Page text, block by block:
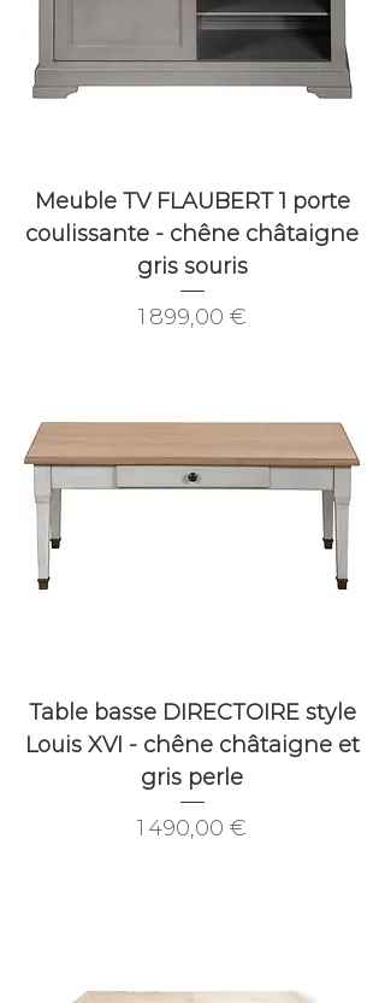
Meuble TV FLAUBERT 1 porte
coulissante - chêne châtaigne
gris souris
Prix
1 899,00 €
Table basse DIRECTOIRE style
Louis XVI - chêne châtaigne et
gris perle
Prix
1 490,00 €